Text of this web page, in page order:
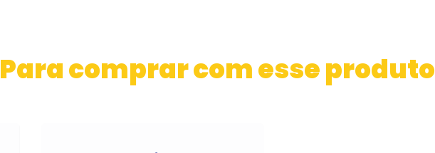
Para comprar com esse produto